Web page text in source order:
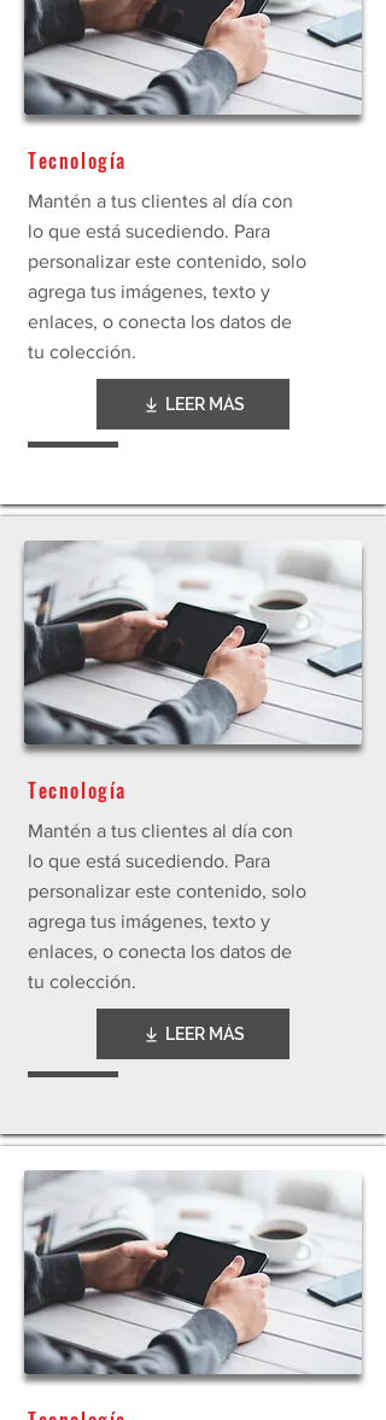
Tecnología
Mantén a tus clientes al día con
lo que está sucediendo. Para
personalizar este contenido, solo
agrega tus imágenes, texto y
enlaces, o conecta los datos de
tu colección.
LEER MÁS
Tecnología
Mantén a tus clientes al día con
lo que está sucediendo. Para
personalizar este contenido, solo
agrega tus imágenes, texto y
enlaces, o conecta los datos de
tu colección.
LEER MÁS